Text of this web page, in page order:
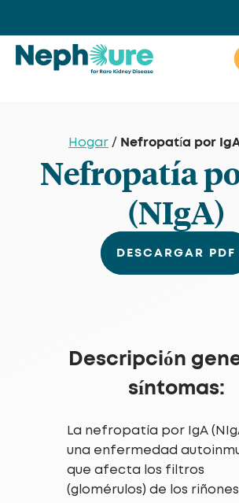
contenido
Hogar / Nefropatía por
Nefropatía
(NIgA)
DESCARGAR PDF
Descripción
síntomas:
La nefropatía por IgA
una enfermedad
que afecta los filtros
(glomérulos) de los